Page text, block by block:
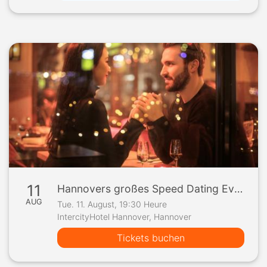
11
AUG
Hannovers großes Speed Dating Event
Tue. 11. August, 19:30 Heure
IntercityHotel Hannover, Hannover
Tickets buchen